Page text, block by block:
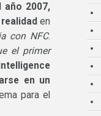
año 2007,
en
con NFC.
el primer
en un
para el